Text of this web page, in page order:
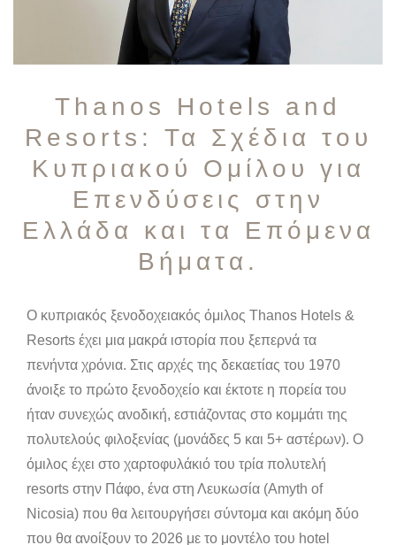
Thanos Hotels and
Resorts: Τα Σχέδια του
Κυπριακού Ομίλου για
Επενδύσεις στην
Ελλάδα και τα Επόμενα
Βήματα.
Ο κυπριακός ξενοδοχειακός όμιλος Thanos Hotels &
Resorts έχει μια μακρά ιστορία που ξεπερνά τα
πενήντα χρόνια. Στις αρχές της δεκαετίας του 1970
άνοιξε το πρώτο ξενοδοχείο και έκτοτε η πορεία του
ήταν συνεχώς ανοδική, εστιάζοντας στο κομμάτι της
πολυτελούς φιλοξενίας (μονάδες 5 και 5+ αστέρων). Ο
όμιλος έχει στο χαρτοφυλάκιό του τρία πολυτελή
resorts στην Πάφο, ένα στη Λευκωσία (Amyth of
Nicosia) που θα λειτουργήσει σύντομα και ακόμη δύο
που θα ανοίξουν το 2026 με το μοντέλο του hotel